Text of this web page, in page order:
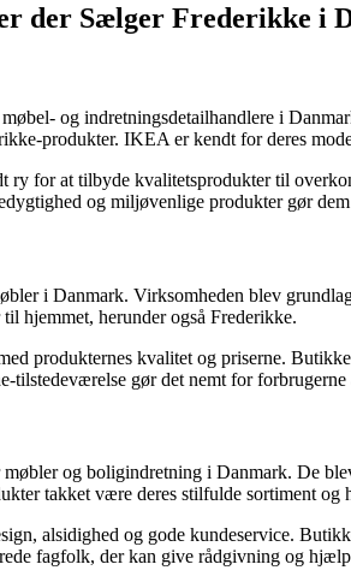
der Sælger Frederikke i
og indretningsdetailhandlere i
produkter. IKEA er kendt for deres
for at tilbyde kvalitetsprodukter til
og miljøvenlige produkter gør
i Danmark. Virksomheden blev
hjemmet, herunder også Frederikke.
produkternes kvalitet og priserne.
gør det nemt for
og boligindretning i Danmark. De
takket være deres stilfulde sortiment og
alsidighed og gode kundeservice.
fagfolk, der kan give rådgivning og